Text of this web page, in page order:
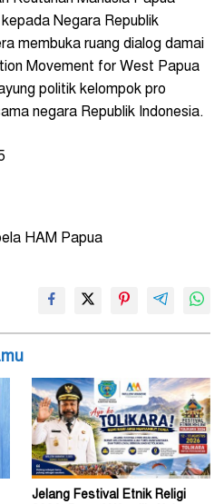
Negara Republik
membuka ruang dialog damai
Movement for West Papua
politik kelompok pro
negara Republik Indonesia.
HAM Papua
Jelang Festival Etnik Religi